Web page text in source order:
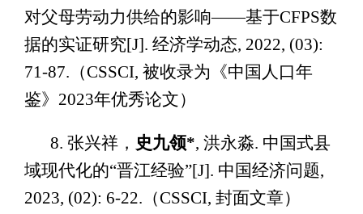
对父母劳动力供给的影响——基于CFPS数
据的实证研究[J]. 经济学动态, 2022, (03):
71-87.（CSSCI, 被收录为《中国人口年
鉴》2023年优秀论文）
8. 张兴祥， 史九领*, 洪永淼. 中国式县
域现代化的“晋江经验”[J]. 中国经济问题,
2023, (02): 6-22.（CSSCI, 封面文章）